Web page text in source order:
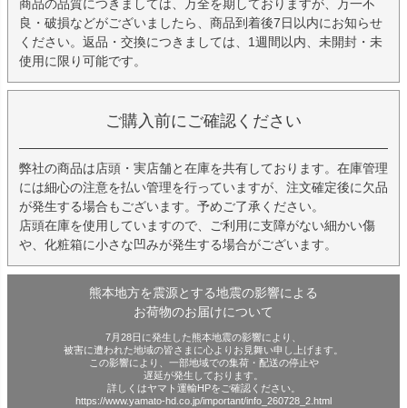
商品の品質につきましては、万全を期しておりますが、万一不
良・破損などがございましたら、商品到着後7日以内にお知らせ
ください。返品・交換につきましては、1週間以内、未開封・未
使用に限り可能です。
ご購入前にご確認ください
弊社の商品は店頭・実店舗と在庫を共有しております。在庫管理
には細心の注意を払い管理を行っていますが、注文確定後に欠品
が発生する場合もございます。予めご了承ください。
店頭在庫を使用していますので、ご利用に支障がない細かい傷
や、化粧箱に小さな凹みが発生する場合がございます。
熊本地方を震源とする地震の影響による
お荷物のお届けについて
7月28日に発生した熊本地震の影響により、
被害に遭われた地域の皆さまに心よりお見舞い申し上げます。
この影響により、一部地域での集荷・配送の停止や
遅延が発生しております。
詳しくはヤマト運輸HPをご確認ください。
https://www.yamato-hd.co.jp/important/info_260728_2.html